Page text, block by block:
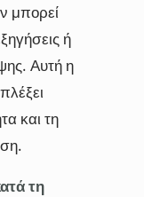
μπορεί
ή
Αυτή η
και τη
τη